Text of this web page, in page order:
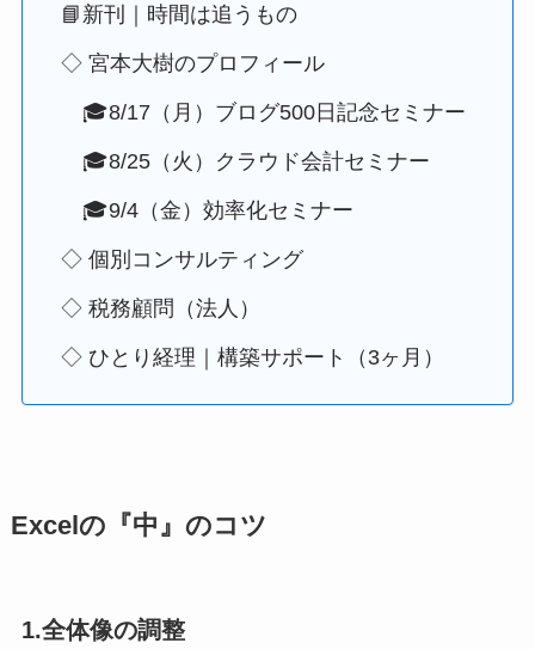
📘新刊｜時間は追うもの
◇ 宮本大樹のプロフィール
🎓8/17（月）ブログ500日記念セミナー
🎓8/25（火）クラウド会計セミナー
🎓9/4（金）効率化セミナー
◇ 個別コンサルティング
◇ 税務顧問（法人）
◇ ひとり経理｜構築サポート（3ヶ月）
Excelの『中』のコツ
1.全体像の調整